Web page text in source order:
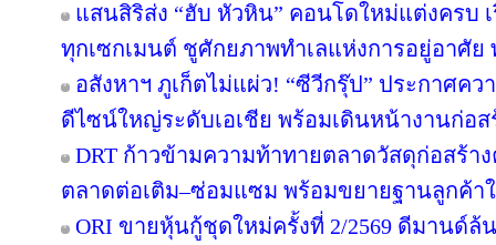
แสนสิริส่ง “ฮับ หัวหิน” คอนโดใหม่แต่งครบ
ทุกเซกเมนต์ ชูศักยภาพทำเลแห่งการอยู่อาศั
อสังหาฯ ภูเก็ตไม่แผ่ว! “ซีวีกรุ๊ป” ประกาศคว
ดีไซน์ใหญ่ระดับเอเชีย พร้อมเดินหน้างานก่อส
DRT ก้าวข้ามความท้าทายตลาดวัสดุก่อสร้า
ตลาดต่อเติม–ซ่อมแซม พร้อมขยายฐานลูกค้
ORI ขายหุ้นกู้ชุดใหม่ครั้งที่ 2/2569 ดีมานด์ล้